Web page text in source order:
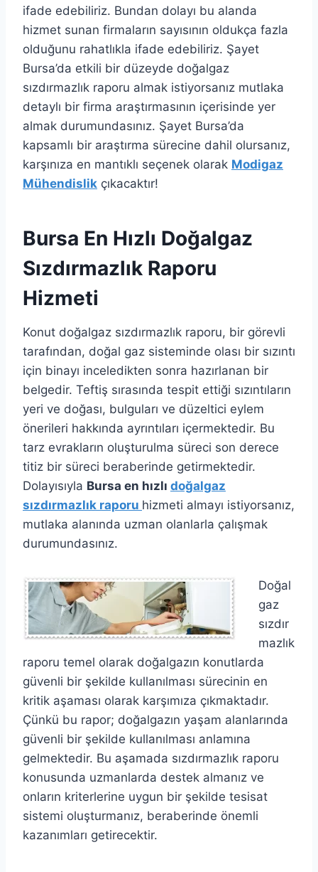
ifade edebiliriz. Bundan dolayı bu alanda
hizmet sunan firmaların sayısının oldukça fazla
olduğunu rahatlıkla ifade edebiliriz. Şayet
Bursa’da etkili bir düzeyde doğalgaz
sızdırmazlık raporu almak istiyorsanız mutlaka
detaylı bir firma araştırmasının içerisinde yer
almak durumundasınız. Şayet Bursa’da
kapsamlı bir araştırma sürecine dahil olursanız,
karşınıza en mantıklı seçenek olarak Modigaz
Mühendislik çıkacaktır!
Bursa En Hızlı Doğalgaz
Sızdırmazlık Raporu
Hizmeti
Konut doğalgaz sızdırmazlık raporu, bir görevli
tarafından, doğal gaz sisteminde olası bir sızıntı
için binayı inceledikten sonra hazırlanan bir
belgedir. Teftiş sırasında tespit ettiği sızıntıların
yeri ve doğası, bulguları ve düzeltici eylem
önerileri hakkında ayrıntıları içermektedir. Bu
tarz evrakların oluşturulma süreci son derece
titiz bir süreci beraberinde getirmektedir.
Dolayısıyla Bursa en hızlı doğalgaz
sızdırmazlık raporu hizmeti almayı istiyorsanız,
mutlaka alanında uzman olanlarla çalışmak
durumundasınız.
Doğal
gaz
sızdır
mazlık
raporu temel olarak doğalgazın konutlarda
güvenli bir şekilde kullanılması sürecinin en
kritik aşaması olarak karşımıza çıkmaktadır.
Çünkü bu rapor; doğalgazın yaşam alanlarında
güvenli bir şekilde kullanılması anlamına
gelmektedir. Bu aşamada sızdırmazlık raporu
konusunda uzmanlarda destek almanız ve
onların kriterlerine uygun bir şekilde tesisat
sistemi oluşturmanız, beraberinde önemli
kazanımları getirecektir.